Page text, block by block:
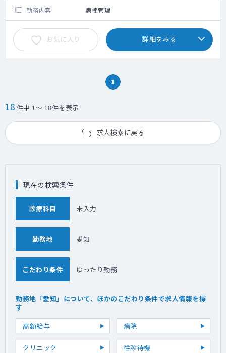
勤務内容 病棟管理
お気に入り 詳細をみる
1
18 件中 1～ 18件を表示
求人検索に戻る
現在の検索条件
診療科目 未入力
勤務地 愛知
こだわり条件 ゆったり勤務
勤務地「愛知」について、ほかのこだわり条件で求人情報を探
す
高額給与
病院
クリニック 往診待機